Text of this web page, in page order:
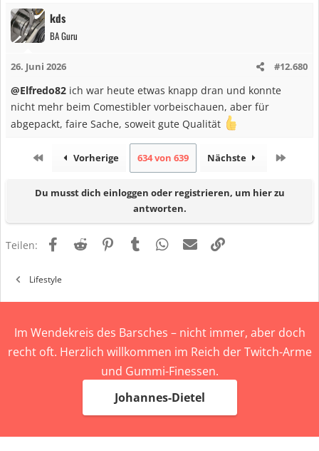
:
kds
BA Guru
26. Juni 2026 #12.680
@Elfredo82 ich war heute etwas knapp dran und konnte
nicht mehr beim Comestibler vorbeischauen, aber für
abgepackt, faire Sache, soweit gute Qualität
Erste Vorherige 634 von 639 Nächste
Du musst dich einloggen oder registrieren, um hier zu
antworten.
Teilen: FacebookReddit PinterestTumblr WhatsApp
E-Mail
Lifestyle
Im Wendekreis des Barsches – nicht immer, aber doch
recht oft. Herzlich willkommen im Reich der Twitch-Arme
und Gummi-Finessen.
Johannes-Dietel